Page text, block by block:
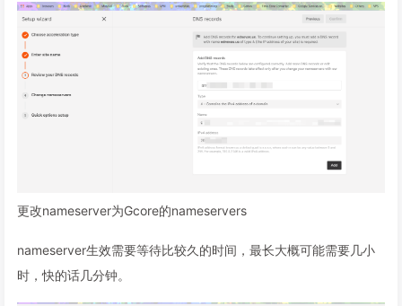
更改nameserver为Gcore的nameservers
nameserver生效需要等待比较久的时间，最长大概可能需要几小
时，快的话几分钟。